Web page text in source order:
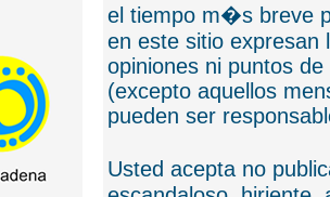
el tiempo m�s breve
en este sitio expresan
opiniones ni puntos
(excepto aquellos
pueden ser
Usted acepta no